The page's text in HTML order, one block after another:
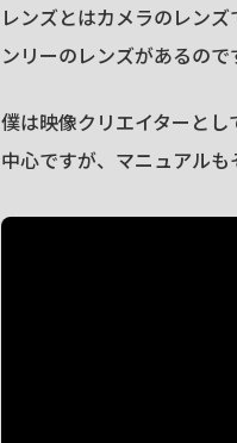
レンズとはカメラのレン
ンリーのレンズがあるので
僕は映像クリエイターと
中心ですが、マニュアルも